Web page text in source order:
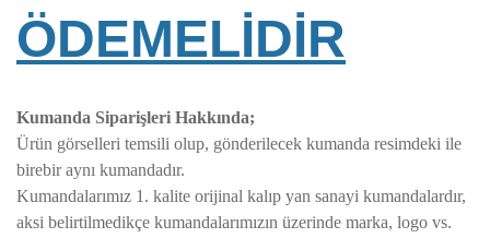
ÖDEMELİDİR
Kumanda Siparişleri Hakkında;
Ürün görselleri temsili olup, gönderilecek kumanda resimdeki ile
birebir aynı kumandadır.
Kumandalarımız 1. kalite orijinal kalıp yan sanayi kumandalardır,
aksi belirtilmedikçe kumandalarımızın üzerinde marka, logo vs.